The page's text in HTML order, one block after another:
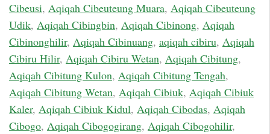
Cibeusi, Aqiqah Cibeuteung Muara, Aqiqah Cibeuteung
Udik, Aqiqah Cibingbin, Aqiqah Cibinong, Aqiqah
Cibinonghilir, Aqiqah Cibinuang, aqiqah cibiru, Aqiqah
Cibiru Hilir, Aqiqah Cibiru Wetan, Aqiqah Cibitung,
Aqiqah Cibitung Kulon, Aqiqah Cibitung Tengah,
Aqiqah Cibitung Wetan, Aqiqah Cibiuk, Aqiqah Cibiuk
Kaler, Aqiqah Cibiuk Kidul, Aqiqah Cibodas, Aqiqah
Cibogo, Aqiqah Cibogogirang, Aqiqah Cibogohilir,